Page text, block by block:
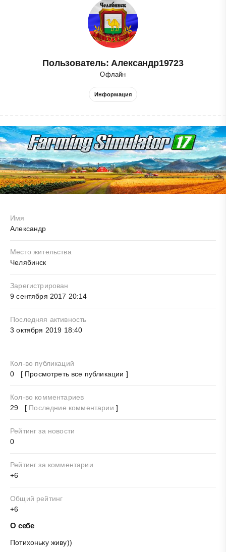
Пользователь: Александр19723
Офлайн
Информация
Имя
Александр
Место жительства
Челябинск
Зарегистрирован
9 сентября 2017 20:14
Последняя активность
3 октября 2019 18:40
Кол-во публикаций
0 [ Просмотреть все публикации ]
Кол-во комментариев
29 [ Последние комментарии ]
Рейтинг за новости
0
Рейтинг за комментарии
+6
Общий рейтинг
+6
О себе
Потихоньку живу))